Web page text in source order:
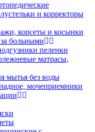
и корректоры
корсеты и косынки
больными
пеленки
матрасы,
мытья без воды
мочеприемники